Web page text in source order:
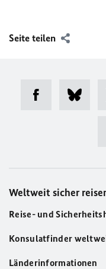
Seite teilen
Weltweit sicher
Reise- und
Konsulatfinder
Länderinformationen